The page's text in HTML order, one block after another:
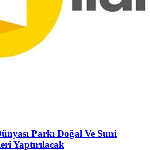
Parkı Doğal Ve Suni
Yaptırılacak